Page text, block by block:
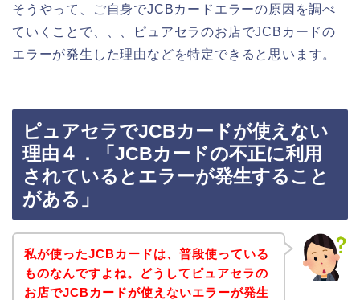
そうやって、ご自身でJCBカードエラーの原因を調べ
ていくことで、、、ピュアセラのお店でJCBカードの
エラーが発生した理由などを特定できると思います。
ピュアセラでJCBカードが使えない
理由４．「JCBカードの不正に利用
されているとエラーが発生すること
がある」
私が使ったJCBカードは、普段使っている
ものなんですよね。どうしてピュアセラの
お店でJCBカードが使えないエラーが発生